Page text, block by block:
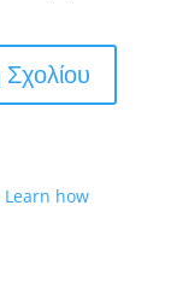
Learn how